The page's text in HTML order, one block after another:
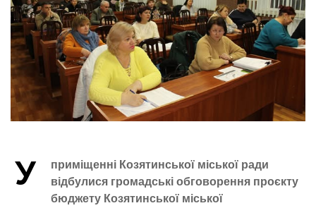
У
приміщенні Козятинської міської ради
відбулися громадські обговорення проєкту
бюджету Козятинської міської